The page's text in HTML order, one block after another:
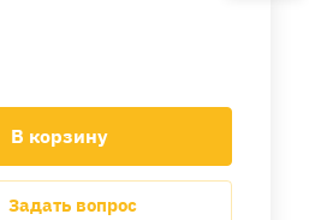
В корзину
Задать вопрос